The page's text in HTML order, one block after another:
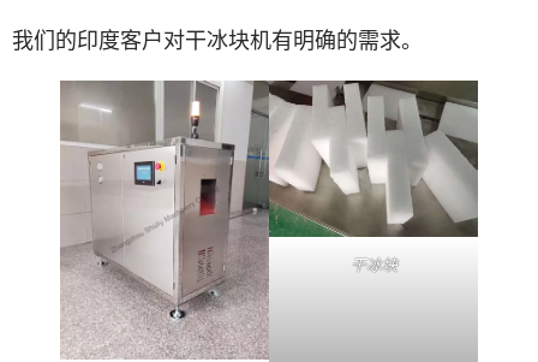
我们的印度客户对干冰块机有明确的需求。
干冰块